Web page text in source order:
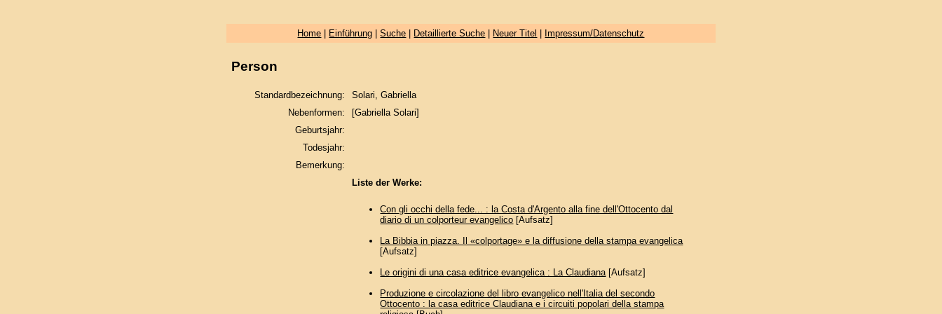
Home Einführung |Suche Detaillierte Suche Neuer Titel Impressum/Datenschutz
Person
Standardbezeichnung:
Solari, Gabriella
Nebenformen:
[Gabriella Solari]
Geburtsjahr:
Todesjahr:
Bemerkung:
Liste der Werke:
Con gli occhi della fede... : la Costa d'Argento alla fine dell'Ottocento dal
diario di un colporteur evangelico [Aufsatz]
La Bibbia in piazza. Il «colportage» e la diffusione della stampa evangelica
[Aufsatz]
Le origini di una casa editrice evangelica : La Claudiana[Aufsatz]
Produzione e circolazione del libro evangelico nell'Italia del secondo
Ottocento : la casa editrice Claudiana e i circuiti popolari della stampa